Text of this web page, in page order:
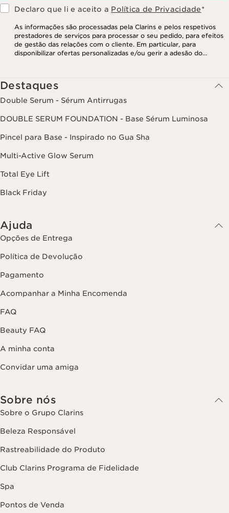
Declaro que li e aceito a Política de Privacidade*
As informações são processadas pela Clarins e pelos respetivos
prestadores de serviços para processar o seu pedido, para efeitos
de gestão das relações com o cliente. Em particular, para
disponibilizar ofertas personalizadas e/ou gerir a adesão do
encomenda. Tem o direito de aceder, corrigir, eliminar e transferir
as suas informações, assim como o direito de se opor e impedir o
respetivo processamento. Poderá exercer este direito,
contactando-nos. Para mais informações, consulte a nossa política
de privacidade, clicando aqui.
Destaques
Double Serum - Sérum Antirrugas
DOUBLE SERUM FOUNDATION - Base Sérum Luminosa
Pincel para Base - Inspirado no Gua Sha
Multi-Active Glow Serum
Total Eye Lift
Black Friday
Ajuda
Opções de Entrega
Política de Devolução
Pagamento
Acompanhar a Minha Encomenda
FAQ
Beauty FAQ
A minha conta
Convidar uma amiga
Sobre nós
Sobre o Grupo Clarins
Beleza Responsável
Rastreabilidade do Produto
Club Clarins Programa de Fidelidade
Spa
Pontos de Venda